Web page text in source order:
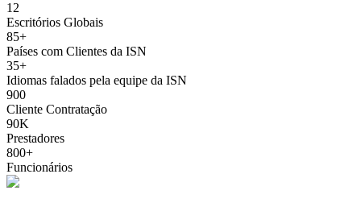
12
Escritórios Globais
85+
Países com Clientes da ISN
35+
Idiomas falados pela equipe da ISN
900
Cliente Contratação
90K
Prestadores
800+
Funcionários